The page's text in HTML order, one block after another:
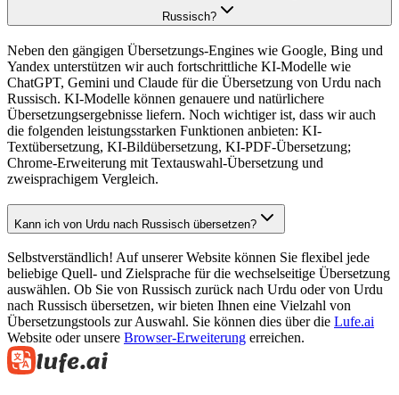
Russisch?
Neben den gängigen Übersetzungs-Engines wie Google, Bing und
Yandex unterstützen wir auch fortschrittliche KI-Modelle wie
ChatGPT, Gemini und Claude für die Übersetzung von Urdu nach
Russisch. KI-Modelle können genauere und natürlichere
Übersetzungsergebnisse liefern. Noch wichtiger ist, dass wir auch
die folgenden leistungsstarken Funktionen anbieten: KI-
Textübersetzung, KI-Bildübersetzung, KI-PDF-Übersetzung;
Chrome-Erweiterung mit Textauswahl-Übersetzung und
zweisprachigem Vergleich.
Kann ich von Urdu nach Russisch übersetzen?
Selbstverständlich! Auf unserer Website können Sie flexibel jede
beliebige Quell- und Zielsprache für die wechselseitige Übersetzung
auswählen. Ob Sie von Russisch zurück nach Urdu oder von Urdu
nach Russisch übersetzen, wir bieten Ihnen eine Vielzahl von
Übersetzungstools zur Auswahl. Sie können dies über die Lufe.ai
Website oder unsere Browser-Erweiterung erreichen.